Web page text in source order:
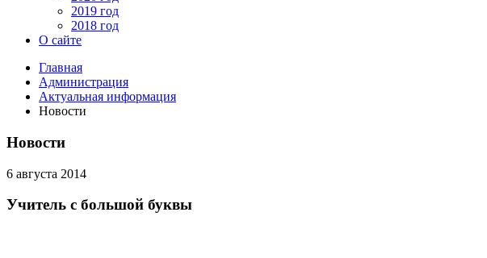
2019 год
2018 год
О сайте
Главная
Администрация
Актуальная информация
Новости
Новости
6 августа 2014
Учитель с большой буквы